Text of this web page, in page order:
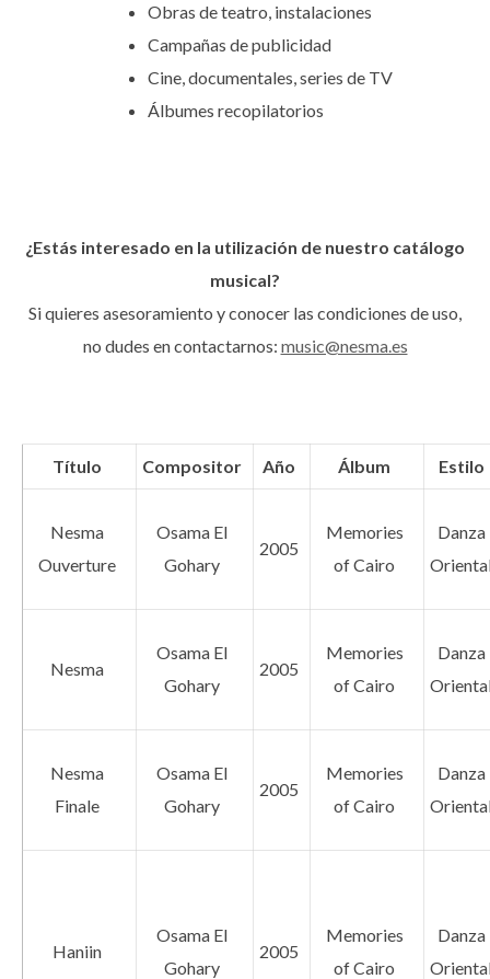
Obras de teatro, instalaciones
Campañas de publicidad
Cine, documentales, series de TV
Álbumes recopilatorios
¿Estás interesado en la utilización de nuestro catálogo
musical?
Si quieres asesoramiento y conocer las condiciones de uso,
no dudes en contactarnos: music@nesma.es
Título Compositor Año Álbum Estilo
Nesma
Ouverture
Osama El
Gohary
2005
Memories
of Cairo
Danza
Nesma
Osama El
Gohary
2005
Memories
of Cairo
Danza
Nesma
Finale
Osama El
Gohary
2005
Memories
of Cairo
Danza
Haniin
Osama El
Gohary
2005
Memories
of Cairo
Danza